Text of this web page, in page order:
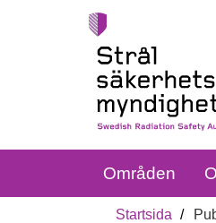
Områden
Startsida